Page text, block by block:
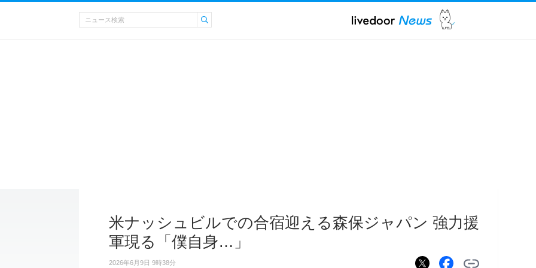
米ナッシュビルでの合宿迎える森保ジャパン 強力援
軍現る「僕自身…」
2026年6月9日 9時38分